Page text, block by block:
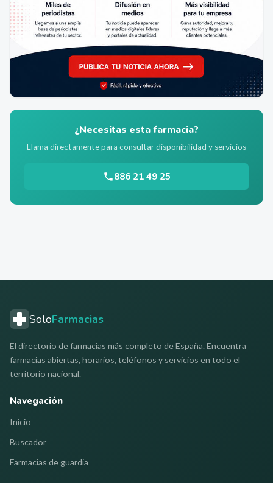
¿Necesitas esta farmacia?
Llama directamente para consultar disponibilidad y servicios
886 21 49 25
SoloFarmacias
El directorio de farmacias más completo de España. Encuentra
farmacias abiertas, horarios, teléfonos y servicios en todo el
territorio nacional.
Navegación
Inicio
Buscador
Farmacias de guardia